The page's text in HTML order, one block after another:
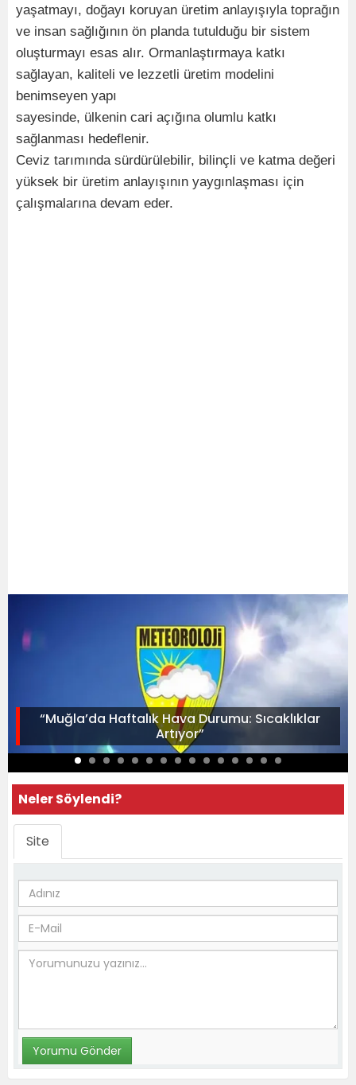
yaşatmayı, doğayı koruyan üretim anlayışıyla toprağın
ve insan sağlığının ön planda tutulduğu bir sistem
oluşturmayı esas alır. Ormanlaştırmaya katkı
sağlayan, kaliteli ve lezzetli üretim modelini
benimseyen yapı
sayesinde, ülkenin cari açığına olumlu katkı
sağlanması hedeflenir.
Ceviz tarımında sürdürülebilir, bilinçli ve katma değeri
yüksek bir üretim anlayışının yaygınlaşması için
çalışmalarına devam eder.
“Muğla’da Haftalık Hava Durumu: Sıcaklıklar
Artıyor”
Neler Söylendi?
Site